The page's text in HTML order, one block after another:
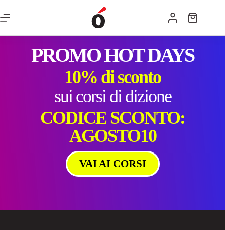
PROMO HOT DAYS
10% di sconto
sui corsi di dizione
CODICE SCONTO:
AGOSTO10
VAI AI CORSI